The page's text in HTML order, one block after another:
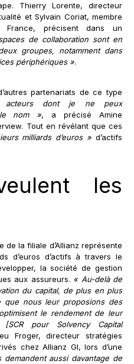
Thierry Lorente, directeur
et Sylvain Coriat, membre
France, précisent dans un
de collaboration sont en
groupes, notamment dans
périphériques ».
partenariats de ce type
dont je ne peux
le nom », a précisé Amine
Tout en révélant que ces
milliards d’euros » d’actifs
les
de la filiale d’Allianz représente
d’euros d’actifs à travers le
la société de gestion
aux assureurs. « Au-delà de
du capital, de plus en plus
que nous leur proposions des
le rendement de leur
pour Solvency Capital
Froger, directeur stratégies
chez Allianz GI, lors d’une
demandent aussi davantage de